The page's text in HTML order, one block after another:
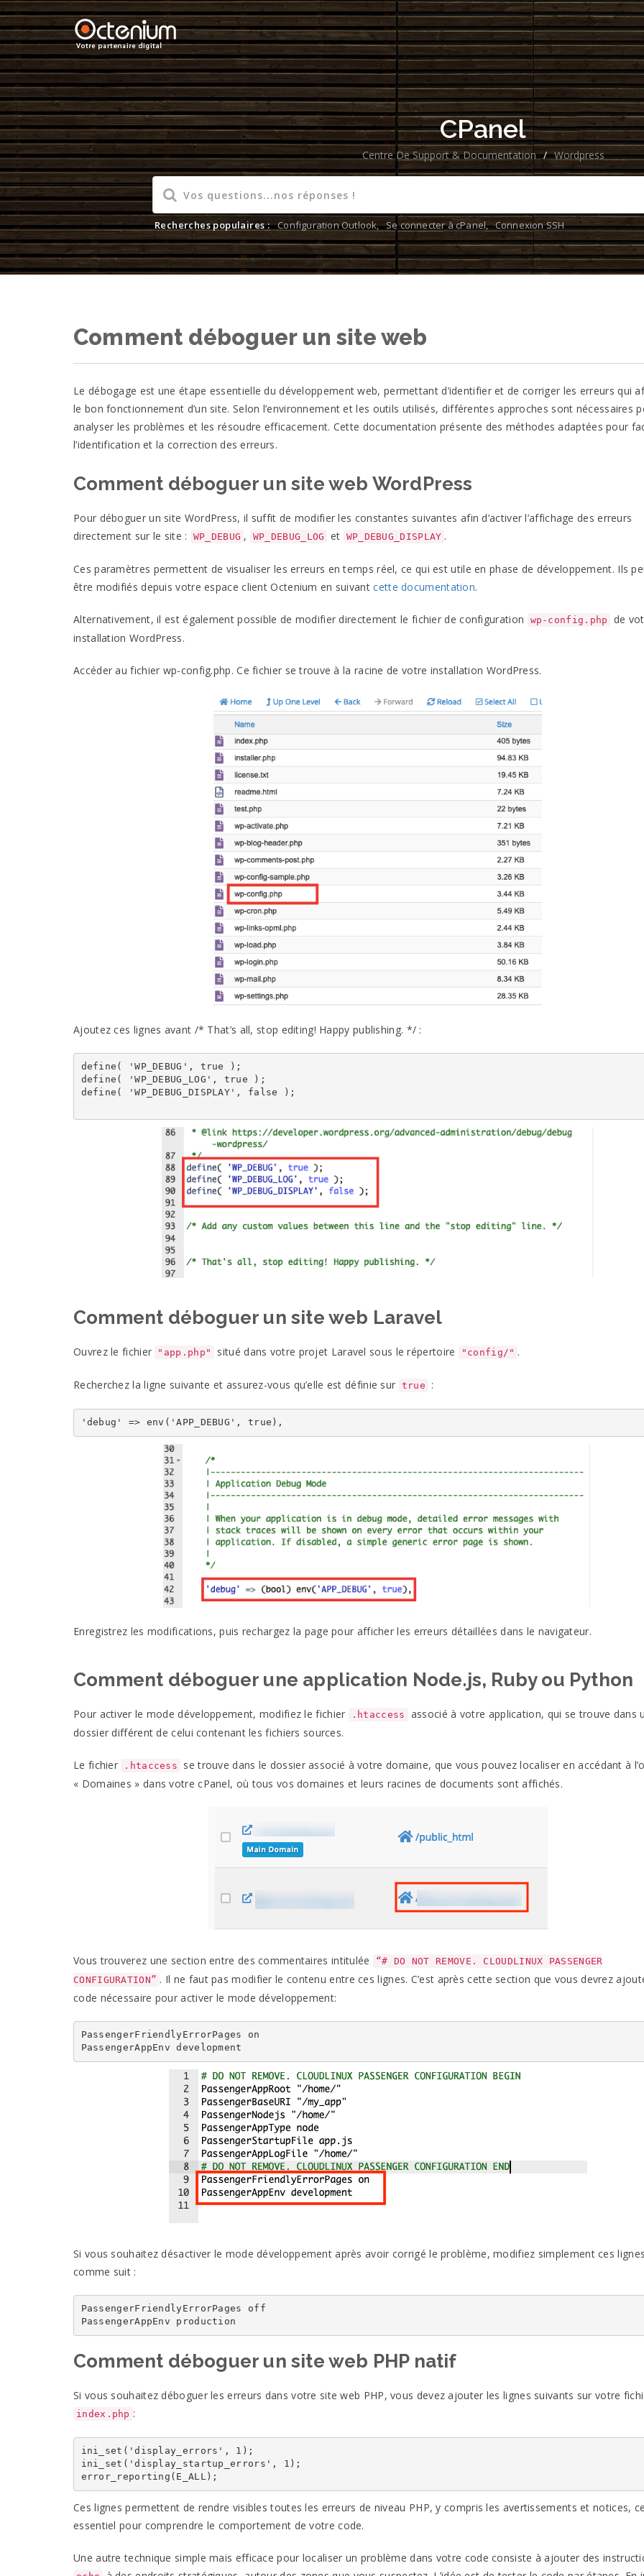
CPanel
Centre De Support & Documentation / Wordpress
Recherches populaires : Configuration Outlook, Se connecter à cPanel, Connexion SSH
Comment déboguer un site web
Le débogage est une étape essentielle du développement web, permettant d’identifier et de corriger les erreurs qui
le bon fonctionnement d’un site. Selon l’environnement et les outils utilisés, différentes approches sont nécessaires
analyser les problèmes et les résoudre efficacement. Cette documentation présente des méthodes adaptées pour
l’identification et la correction des erreurs.
Comment déboguer un site web WordPress
Pour déboguer un site WordPress, il suffit de modifier les constantes suivantes afin d’activer l’affichage des erreurs
directement sur le site :
WP_DEBUG , WP_DEBUG_LOG et WP_DEBUG_DISPLAY .
Ces paramètres permettent de visualiser les erreurs en temps réel, ce qui est utile en phase de développement. Ils
être modifiés depuis votre espace client Octenium en suivantcette documentation.
Alternativement, il est également possible de modifier directement le fichier de configuration wp-config.php
de
installation WordPress.
Accéder au fichier wp-config.php. Ce fichier se trouve à la racine de votre installation WordPress.
Ajoutez ces lignes avant /* That’s all, stop editing! Happy publishing. */ :
define( 'WP_DEBUG', true );
define( 'WP_DEBUG_LOG', true );
define( 'WP_DEBUG_DISPLAY', false );
Comment déboguer un site web Laravel
Ouvrez le fichier "app.php" situé dans votre projet Laravel sous le répertoire "config/" .
Recherchez la ligne suivante et assurez-vous qu’elle est définie sur true :
'debug' => env('APP_DEBUG', true),
Enregistrez les modifications, puis rechargez la page pour afficher les erreurs détaillées dans le navigateur.
Comment déboguer une application Node.js, Ruby ou Python
Pour activer le mode développement, modifiez le fichier .htaccess
associé à votre application, qui se trouve dans
dossier différent de celui contenant les fichiers sources.
Le fichier .htaccess
se trouve dans le dossier associé à votre domaine, que vous pouvez localiser en accédant à
« Domaines » dans votre cPanel, où tous vos domaines et leurs racines de documents sont affichés.
Vous trouverez une section entre des commentaires intitulée
“# DO NOT REMOVE. CLOUDLINUX PASSENGER
CONFIGURATION” . Il ne faut pas modifier le contenu entre ces lignes. C’est après cette section que vous devrez
code nécessaire pour activer le mode développement:
PassengerFriendlyErrorPages on
PassengerAppEnv development
Si vous souhaitez désactiver le mode développement après avoir corrigé le problème, modifiez simplement ces lignes
comme suit :
PassengerFriendlyErrorPages off
PassengerAppEnv production
Comment déboguer un site web PHP natif
Si vous souhaitez déboguer les erreurs dans votre site web PHP, vous devez ajouter les lignes suivants sur votre
index.php :
ini_set('display_errors', 1);
ini_set('display_startup_errors', 1);
error_reporting(E_ALL);
Ces lignes permettent de rendre visibles toutes les erreurs de niveau PHP, y compris les avertissements et notices,
essentiel pour comprendre le comportement de votre code.
Une autre technique simple mais efficace pour localiser un problème dans votre code consiste à ajouter des